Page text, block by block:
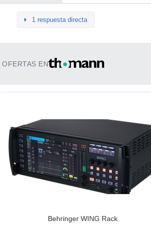
1 respuesta directa
OFERTAS EN
Behringer WING Rack